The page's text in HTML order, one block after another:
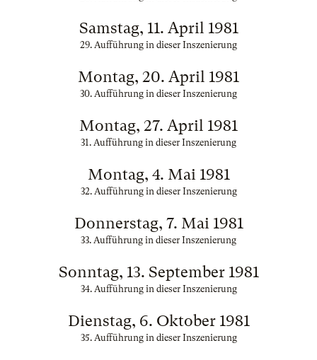
Samstag, 11. April 1981
29. Aufführung in dieser Inszenierung
Montag, 20. April 1981
30. Aufführung in dieser Inszenierung
Montag, 27. April 1981
31. Aufführung in dieser Inszenierung
Montag, 4. Mai 1981
32. Aufführung in dieser Inszenierung
Donnerstag, 7. Mai 1981
33. Aufführung in dieser Inszenierung
Sonntag, 13. September 1981
34. Aufführung in dieser Inszenierung
Dienstag, 6. Oktober 1981
35. Aufführung in dieser Inszenierung